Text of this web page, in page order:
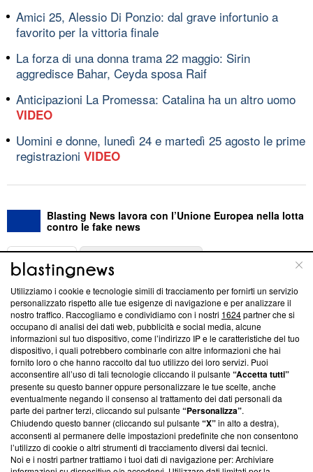
Amici 25, Alessio Di Ponzio: dal grave infortunio a
favorito per la vittoria finale
La forza di una donna trama 22 maggio: Sirin
aggredisce Bahar, Ceyda sposa Raif
Anticipazioni La Promessa: Catalina ha un altro uomo
VIDEO
Uomini e donne, lunedì 24 e martedì 25 agosto le prime
registrazioni VIDEO
Blasting News lavora con l’Unione Europea nella lotta
contro le fake news
ABOUT
Questa sezione offre informazioni trasparenti su Blasting
News, sui nostri processi editoriali e su come ci impegniamo a
creare news di qualità. Inoltre, afferma la nostra aderenza a
‘Trust Project - News with Integrity’Blasting News non è
ancora membro del programma, ma ha richiesto di farne
parte; Trust Project non ha ancora effettuato una verifica di
conformità agli standard.
Su di noi
Team editoriale
Corporate
Utilizziamo i cookie e tecnologie simili di tracciamento per fornirti un servizio
personalizzato rispetto alle tue esigenze di navigazione e per analizzare il
nostro traffico. Raccogliamo e condividiamo con i nostri 1624partner che si
occupano di analisi dei dati web, pubblicità e social media, alcune
informazioni sul tuo dispositivo, come l’indirizzo IP e le caratteristiche del tuo
dispositivo, i quali potrebbero combinarle con altre informazioni che hai
fornito loro o che hanno raccolto dal tuo utilizzo dei loro servizi. Puoi
acconsentire all’uso di tali tecnologie cliccando il pulsante“Accetta tutti”
presente su questo banner oppure personalizzare le tue scelte, anche
eventualmente negando il consenso al trattamento dei dati personali da
parte dei partner terzi, cliccando sul pulsante“Personalizza”.
Chiudendo questo banner (cliccando sul pulsante“X”in alto a destra),
acconsenti al permanere delle impostazioni predefinite che non consentono
l’utilizzo di cookie o altri strumenti di tracciamento diversi dai tecnici.
Noi e i nostri partner trattiamo i tuoi dati di navigazione per: Archiviare